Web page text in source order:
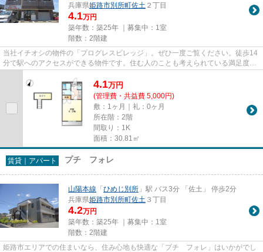
兵庫県姫路市別所町佐土 ２丁目
4.1万円
築年数：築25年 ｜募集中： 1室
階数：2階建
当社イチオシの物件の「プログレスビレッジ」。ぜひ一度ご覧ください。徒歩14
分で駅へのアクセスができる物件です。住む人のことも考えられている満足度の
高いアパートです。自分の気...
4.1万円
(管理費・共益費 5,000円)
敷：1ヶ月｜礼：0ヶ月
所在階：2階
間取り：1K
面積：30.81㎡
賃貸｜アパート プチ フォレ
山陽本線 「ひめじ別所 」駅 バス3分 「佐土」 停歩2分
兵庫県姫路市別所町佐土 ３丁目
4.2万円
築年数：築25年 ｜募集中： 1室
階数：2階建
姫路市エリアでの住まいなら、住み心地も快適な「プチ フォレ」はいかがでし